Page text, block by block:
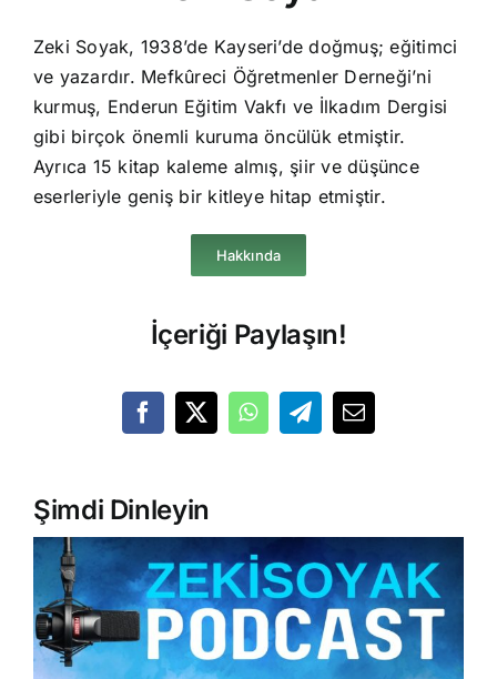
Zeki Soyak, 1938’de Kayseri’de doğmuş; eğitimci
ve yazardır. Mefkûreci Öğretmenler Derneği’ni
kurmuş, Enderun Eğitim Vakfı ve İlkadım Dergisi
gibi birçok önemli kuruma öncülük etmiştir.
Ayrıca 15 kitap kaleme almış, şiir ve düşünce
eserleriyle geniş bir kitleye hitap etmiştir.
Hakkında
İçeriği Paylaşın!
Şimdi Dinleyin